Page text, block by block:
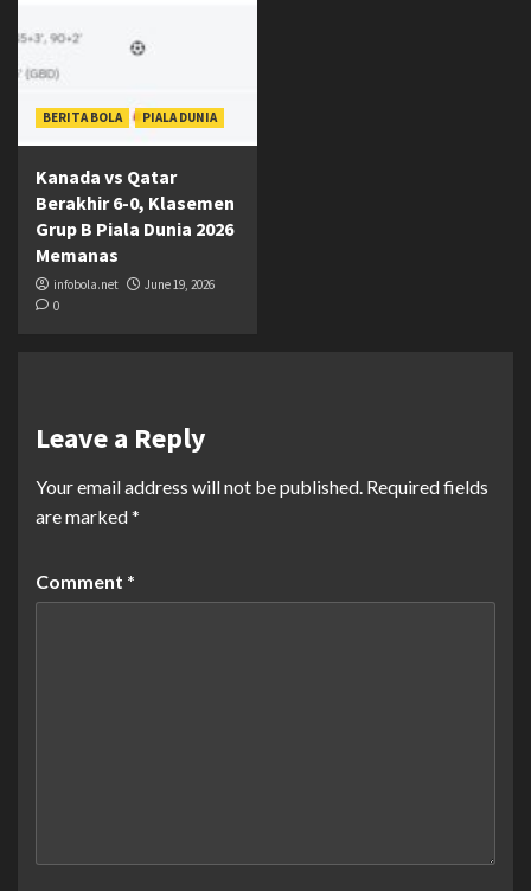
BERITA BOLA PIALA DUNIA
Kanada vs Qatar
Berakhir 6-0, Klasemen
Grup B Piala Dunia 2026
Memanas
infobola.net
June 19, 2026
0
Leave a Reply
Your email address will not be published. Required fields
are marked*
Comment *